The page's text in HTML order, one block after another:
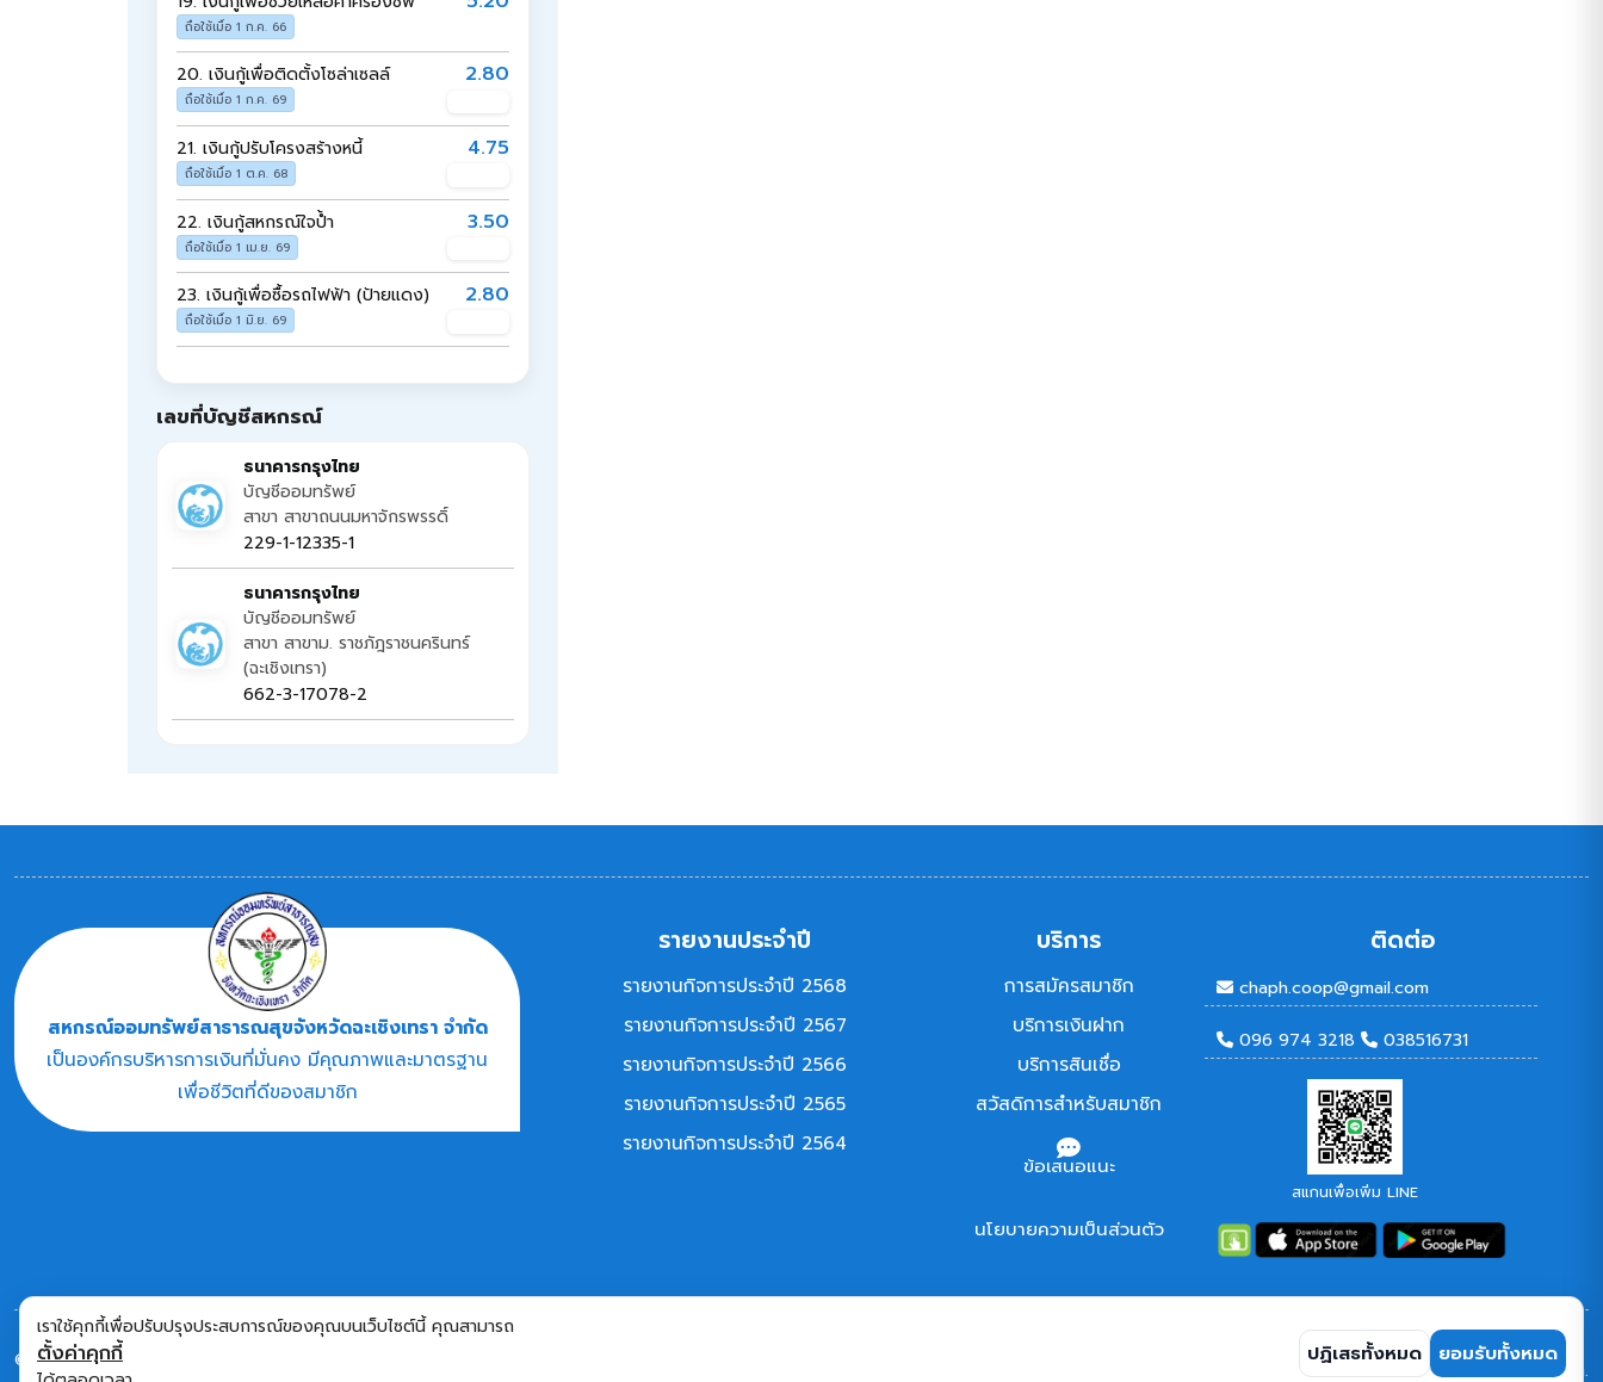
ถือใช้เมื่อ 1 ก.ค. 66
20. เงินกู้เพื่อติดตั้งโซล่าเซลล์
ถือใช้เมื่อ 1 ก.ค. 69
2.80
21. เงินกู้ปรับโครงสร้างหนี้
ถือใช้เมื่อ 1 ต.ค. 68
4.75
22. เงินกู้สหกรณ์ใจป้ำ
ถือใช้เมื่อ 1 เม.ย. 69
3.50
23. เงินกู้เพื่อซื้อรถไฟฟ้า (ป้ายแดง)
ถือใช้เมื่อ 1 มิ.ย. 69
2.80
เลขที่บัญชีสหกรณ์
ธนาคารกรุงไทย
บัญชีออมทรัพย์
สาขา สาขาถนนมหาจักรพรรดิ์
229-1-12335-1
ธนาคารกรุงไทย
บัญชีออมทรัพย์
สาขา สาขาม. ราชภัฎราชนครินทร์
(ฉะเชิงเทรา)
662-3-17078-2
สหกรณ์ออมทรัพย์สาธารณสุขจังหวัดฉะเชิงเทรา จำกัด
เป็นองค์กรบริหารการเงินที่มั่นคง มีคุณภาพและมาตรฐาน
เพื่อชีวิตที่ดีของสมาชิก
รายงานประจำปี
รายงานกิจการประจำปี 2568
รายงานกิจการประจำปี 2567
รายงานกิจการประจำปี 2566
รายงานกิจการประจำปี 2565
รายงานกิจการประจำปี 2564
บริการ
การสมัครสมาชิก
บริการเงินฝาก
บริการสินเชื่อ
สวัสดิการสำหรับสมาชิก
ข้อเสนอแนะ
นโยบายความเป็นส่วนตัว
ติดต่อ
chaph.coop@gmail.com
096 974 3218 038516731
สแกนเพื่อเพิ่ม LINE
© 2026 สหกรณ์ออมทรัพย์สาธารณสุขจังหวัดฉะเชิงเทรา จำกัด เพจ สหกรณ์ เฟสบุค สหกรณ์ เพจ สสธท.
เราใช้คุกกี้เพื่อปรับปรุงประสบการณ์ของคุณบนเว็บไซต์นี้ คุณสามารถ
ตั้งค่าคุกกี้ ปฏิเสธทั้งหมด ยอมรับทั้งหมด